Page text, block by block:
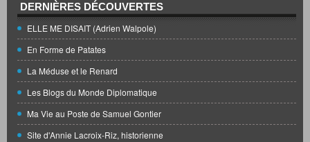
DERNIÈRES DÉCOUVERTES
ELLE ME DISAIT (Adrien Walpole)
En Forme de Patates
La Méduse et le Renard
Les Blogs du Monde Diplomatique
Ma Vie au Poste de Samuel Gontier
Site d'Annie Lacroix-Riz, historienne